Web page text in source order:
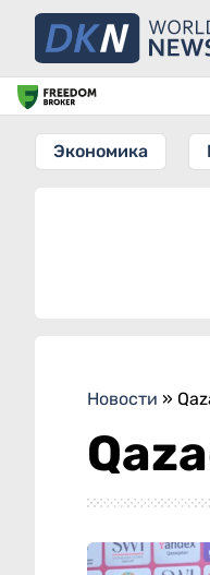
Экономика
Новости »